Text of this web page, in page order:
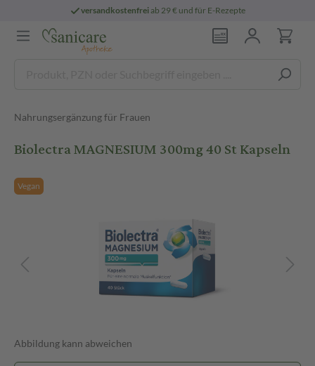
versandkostenfreiab 29 € und für E-Rezepte
Nahrungsergänzung für Frauen
Biolectra MAGNESIUM 300mg 40 St Kapseln
Vegan
Abbildung kann abweichen